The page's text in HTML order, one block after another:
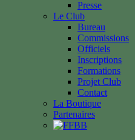
Presse
Le Club
Bureau
Commissions
Officiels
Inscriptions
Formations
Projet Club
Contact
La Boutique
Partenaires